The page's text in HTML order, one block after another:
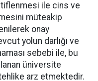
ile cins ve
müteakip
onay
yolun darlığı ve
sebebi ile, bu
üniversite
arz etmektedir.